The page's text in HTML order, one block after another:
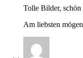
Tolle Bilder, schön
Am liebsten